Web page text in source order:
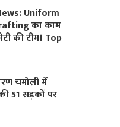
Uniform
का काम
की टीम। Top
चमोली में
51 सड़कों पर